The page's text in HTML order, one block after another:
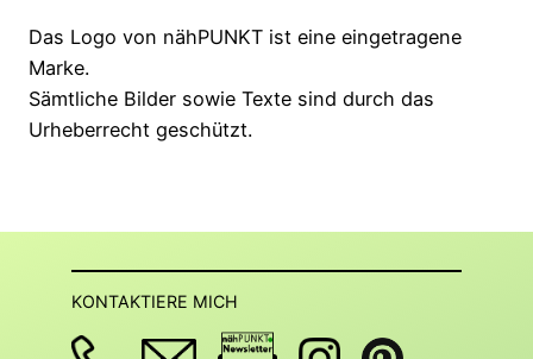
Das Logo von nähPUNKT ist eine eingetragene
Marke.
Sämtliche Bilder sowie Texte sind durch das
Urheberrecht geschützt.
KONTAKTIERE MICH